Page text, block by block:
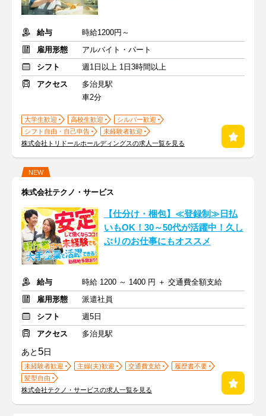
給与
時給1200円～
雇用形態
アルバイト・パート
シフト
週1日以上 1日3時間以上
アクセス
多治見駅
車2分
大学生歓迎 高校生歓迎
シルバー歓迎
シフト自由・自己申告
未経験者歓迎
株式会社トリドールホールディングスの求人一覧を見る
NEW
株式会社テクノ・サービス
【仕分け・梱包】≪登録制≫日払
いもOK！30～50代が活躍中！久し
ぶりのお仕事にもオススメ
給与
時給 1200 ～ 1400 円 ＋ 交通費全額支給
雇用形態
派遣社員
シフト
週5日
アクセス
多治見駅
あと 5日
未経験者歓迎 主婦(夫)歓迎 交通費支給
履歴書不要
髪型自由
株式会社テクノ・サービスの求人一覧を見る